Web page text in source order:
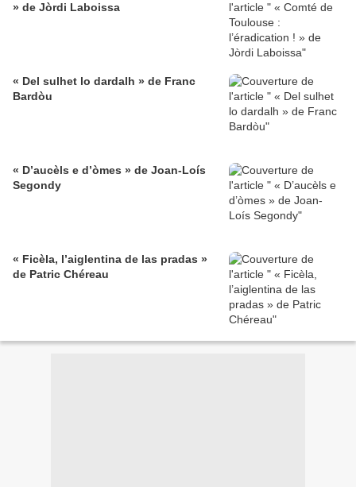
» de Jòrdi Laboissa
« Del sulhet lo dardalh » de Franc
Bardòu
« D’aucèls e d’òmes » de Joan-Loís
Segondy
« Ficèla, l’aiglentina de las pradas »
de Patric Chéreau